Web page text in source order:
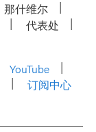
那什维尔
代表处
YouTube
订阅中心